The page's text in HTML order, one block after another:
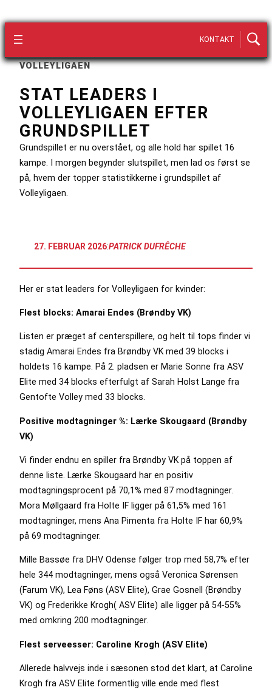
KONTAKT
VOLLEYLIGAEN
STAT LEADERS I
VOLLEYLIGAEN EFTER
GRUNDSPILLET
Grundspillet er nu overstået, og alle hold har spillet 16
kampe. I morgen begynder slutspillet, men lad os først se
på, hvem der topper statistikkerne i grundspillet af
Volleyligaen.
27. FEBRUAR 2026:PATRICK DUFRÊCHE
Her er stat leaders for Volleyligaen for kvinder:
Flest blocks: Amarai Endes (Brøndby VK)
Listen er præget af centerspillere, og helt til tops finder vi
stadig Amarai Endes fra Brøndby VK med 39 blocks i
holdets 16 kampe. På 2. pladsen er Marie Sonne fra ASV
Elite med 34 blocks efterfulgt af Sarah Holst Lange fra
Gentofte Volley med 33 blocks.
Positive modtagninger %: Lærke Skougaard (Brøndby
VK)
Vi finder endnu en spiller fra Brøndby VK på toppen af
denne liste. Lærke Skougaard har en positiv
modtagningsprocent på 70,1% med 87 modtagninger.
Mora Møllgaard fra Holte IF ligger på 61,5% med 161
modtagninger, mens Ana Pimenta fra Holte IF har 60,9%
på 69 modtagninger.
Mille Bassøe fra DHV Odense følger trop med 58,7% efter
hele 344 modtagninger, mens også Veronica Sørensen
(Farum VK), Lea Føns (ASV Elite), Grae Gosnell (Brøndby
VK) og Frederikke Krogh( ASV Elite) alle ligger på 54-55%
med omkring 200 modtagninger.
Flest serveesser: Caroline Krogh (ASV Elite)
Allerede halvvejs inde i sæsonen stod det klart, at Caroline
Krogh fra ASV Elite formentlig ville ende med flest